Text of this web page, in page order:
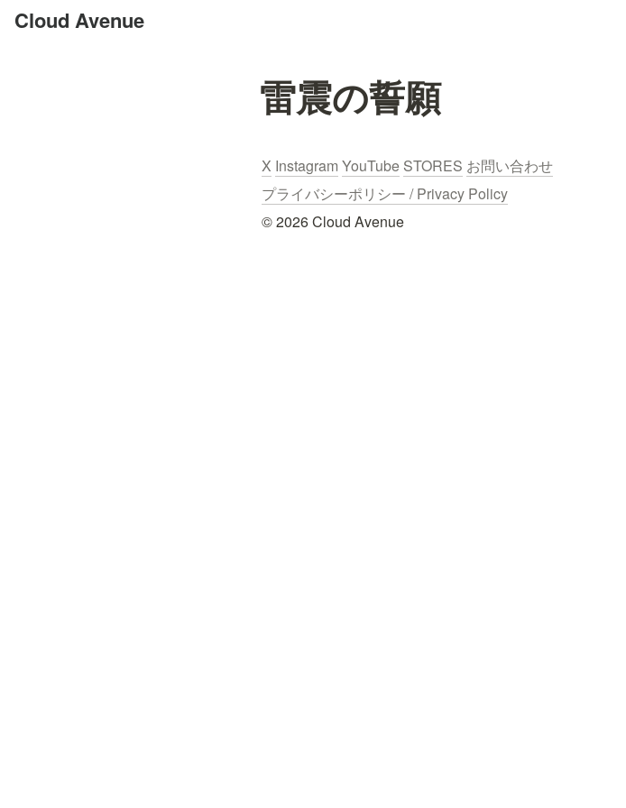
Cloud Avenue
雷震の誓願
X Instagram YouTube STORES お問い合わせ
プライバシーポリシー / Privacy Policy
© 2026 Cloud Avenue